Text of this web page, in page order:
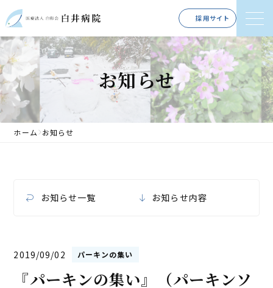
採用サイト
お知らせ
ホーム お知らせ
お知らせ一覧 お知らせ内容
2019/09/02 パーキンの集い
『パーキンの集い』（パーキンソ